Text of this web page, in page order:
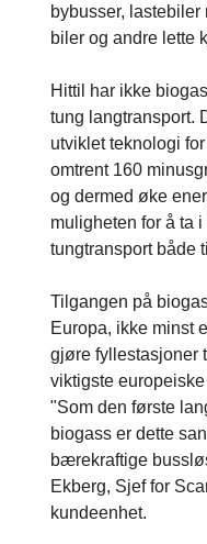
bybusser,
biler og andre lette
Hittil har ikke
tung langtransport.
utviklet teknologi
omtrent 160
og dermed øke
muligheten for å ta
tungtransport både
Tilgangen på
Europa, ikke minst
gjøre fyllestasjoner
viktigste
"Som den første
biogass er dette
bærekraftige
Ekberg, Sjef for
kundeenhet.